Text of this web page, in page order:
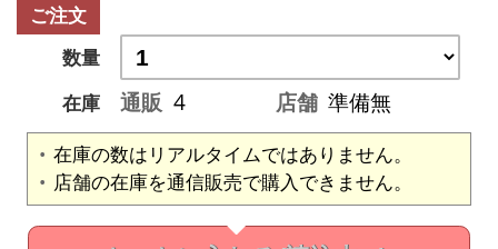
ご注文
数量
在庫
通販 4 店舗 準備無
在庫の数はリアルタイムではありません。
店舗の在庫を通信販売で購入できません。